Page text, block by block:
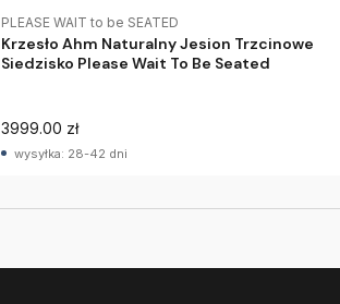
PLEASE WAIT to be SEATED
Krzesło Ahm Naturalny Jesion Trzcinowe
Siedzisko Please Wait To Be Seated
3999.00 zł
wysyłka: 28-42 dni